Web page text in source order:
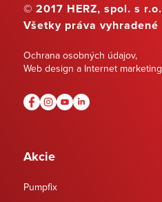
© 2017 HERZ, spol. s r.o.
Všetky práva vyhradené
Ochrana osobných údajov,
Web design a Internet marketing
Akcie
Pumpfix